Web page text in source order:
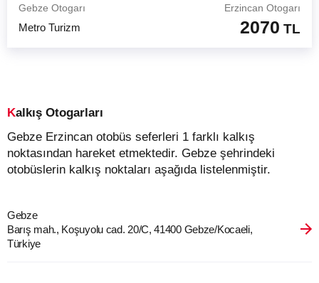
Gebze Otogarı
Erzincan Otogarı
Metro Turizm 2070 TL
Kalkış Otogarları
Gebze Erzincan otobüs seferleri 1 farklı kalkış
noktasından hareket etmektedir. Gebze şehrindeki
otobüslerin kalkış noktaları aşağıda listelenmiştir.
Gebze
Barış mah., Koşuyolu cad. 20/C, 41400 Gebze/Kocaeli,
Türkiye